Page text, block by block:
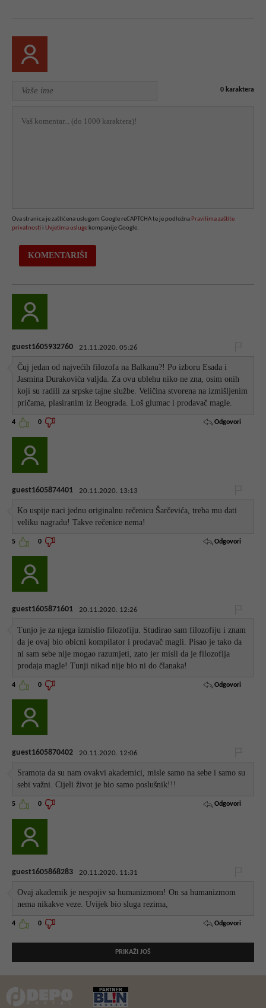
0 karaktera
Ova stranica je zaštićena uslugom Google reCAPTCHA te je podložna Pravilima zaštite
privatnosti i Uvjetima usluge kompanije Google.
guest1605932760 21.11.2020. 05:26
Čuj jedan od najvećih filozofa na Balkanu?! Po izboru Esada i
Jasmina Durakovića valjda. Za ovu ublehu niko ne zna, osim onih
koji su radili za srpske tajne službe. Veličina stvorena na izmišljenim
pričama, plasiranim iz Beograda. Loš glumac i prodavač magle.
4 0 Odgovori
guest1605874401 20.11.2020. 13:13
Ko uspije naci jednu originalnu rečenicu Šarčevića, treba mu dati
veliku nagradu! Takve rečenice nema!
5 0 Odgovori
guest1605871601 20.11.2020. 12:26
Tunjo je za njega izmislio filozofiju. Studirao sam filozofiju i znam
da je ovaj bio obicni kompilator i prodavač magli. Pisao je tako da
ni sam sebe nije mogao razumjeti, zato jer misli da je filozofija
prodaja magle! Tunji nikad nije bio ni do članaka!
4 0 Odgovori
guest1605870402 20.11.2020. 12:06
Sramota da su nam ovakvi akademici, misle samo na sebe i samo su
sebi važni. Cijeli život je bio samo poslušnik!!!
5 0 Odgovori
guest1605868283 20.11.2020. 11:31
Ovaj akademik je nespojiv sa humanizmom! On sa humanizmom
nema nikakve veze. Uvijek bio sluga rezima,
4 0 Odgovori
PRIKAŽI JOŠ